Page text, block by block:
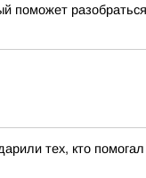
поможет
тех, кто